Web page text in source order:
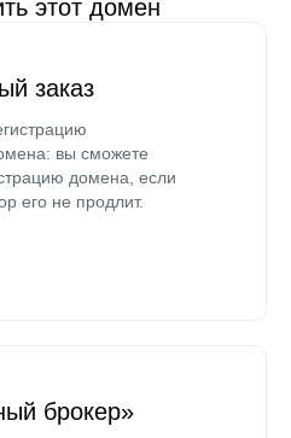
этот домен
заказ
вы сможете
домена, если
его не продлит.
брокер»